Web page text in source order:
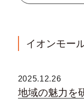
イオンモー
2025.12.26
地域の魅力を